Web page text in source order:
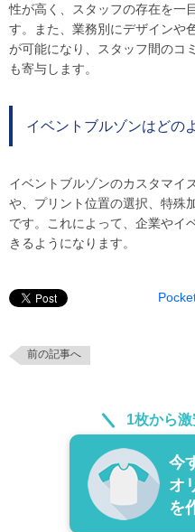
性が高く、スタッフの存在を一
す。また、業務別にデザインや
が可能になり、スタッフ間のコ
も寄与します。
イベントブルゾンはどの
イベントブルゾンのカスタマイ
や、プリント位置の選択、特殊
です。これによって、企業やイ
きるようになります。
前の記事へ
1枚から激
今
オ
を